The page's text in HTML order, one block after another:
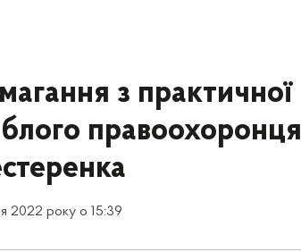
з практичної
правоохоронця
2022 року о 15:39